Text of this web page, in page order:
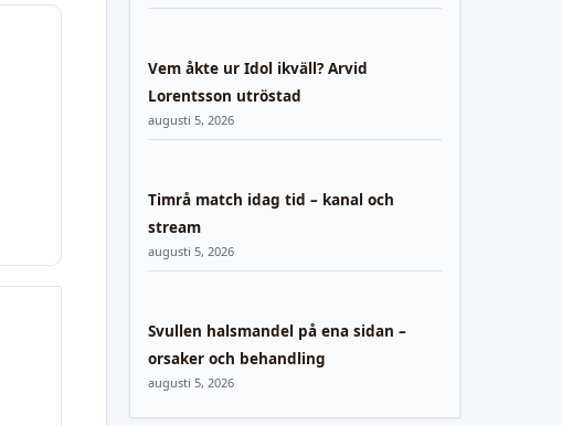
Vem åkte ur Idol ikväll? Arvid
Lorentsson utröstad
augusti 5, 2026
Timrå match idag tid – kanal och
stream
augusti 5, 2026
Svullen halsmandel på ena sidan –
orsaker och behandling
augusti 5, 2026